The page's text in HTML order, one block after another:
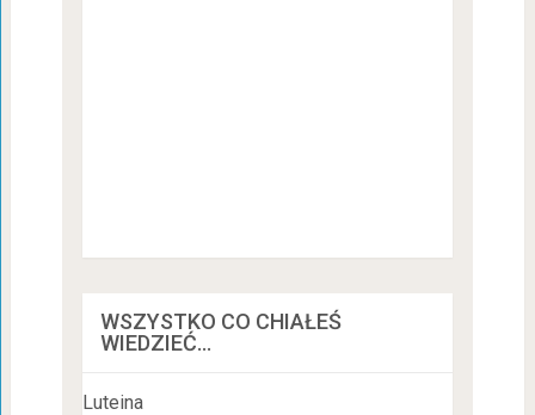
WSZYSTKO CO CHIAŁEŚ
WIEDZIEĆ…
Luteina